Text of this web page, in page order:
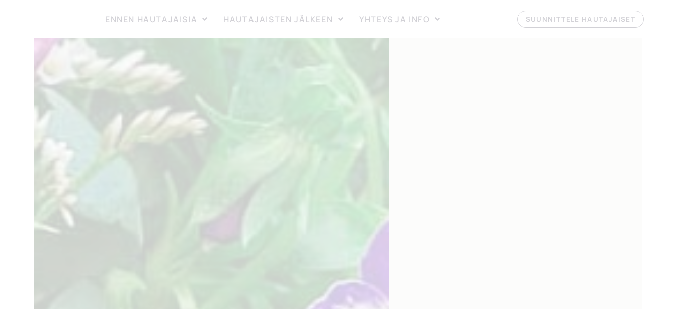
ENNEN HAUTAJAISIA HAUTAJAISTEN JÄLKEEN YHTEYS JA INFO SUUNNITTELE HAUTAJAISET